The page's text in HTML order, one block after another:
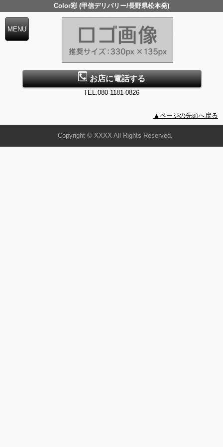
Color彩 (甲信デリバリー/長野県松本発)
お店に電話する
TEL.080-1181-0826
▲ページの先頭へ戻る
Copyright © XXXX All Rights Reserved.